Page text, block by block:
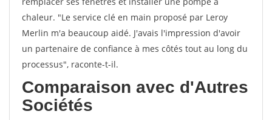
chaleur. "Le service clé en main proposé par Leroy
Merlin m'a beaucoup aidé. J'avais l'impression d'avoir
un partenaire de confiance à mes côtés tout au long du
processus", raconte-t-il.
Comparaison avec d'Autres
Sociétés